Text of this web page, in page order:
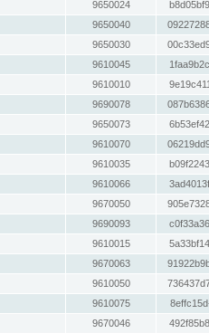
9650024
9650040
9650030
9610045
9610010
9690078
9650073
9610070
9610035
9610066
9670050
9690093
9610015
9670063
9610050
9610075
9670046